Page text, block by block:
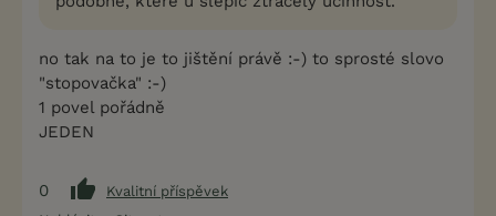
no tak na to je to jištění právě :-) to sprosté slovo
"stopovačka" :-)
1 povel pořádně
JEDEN
0
Kvalitní příspěvek